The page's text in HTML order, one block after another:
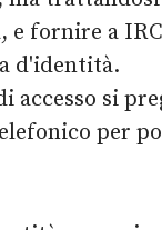
e fornire a
d'identità.
si
per